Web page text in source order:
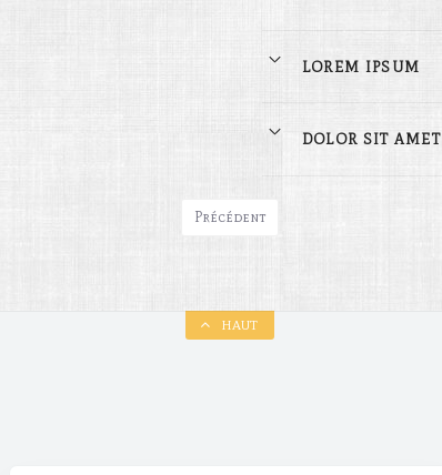
LOREM IPSUM
DOLOR SIT AMET
Précédent
HAUT